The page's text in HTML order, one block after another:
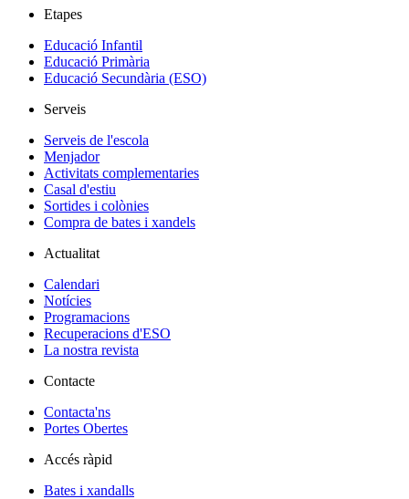
Etapes
Educació Infantil
Educació Primària
Educació Secundària (ESO)
Serveis
Serveis de l'escola
Menjador
Activitats complementaries
Casal d'estiu
Sortides i colònies
Compra de bates i xandels
Actualitat
Calendari
Notícies
Programacions
Recuperacions d'ESO
La nostra revista
Contacte
Contacta'ns
Portes Obertes
Accés ràpid
Bates i xandalls